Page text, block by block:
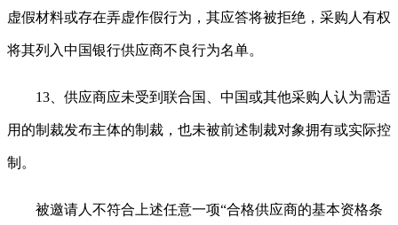
虚假材料或存在弄虚作假行为，其应答将被拒绝，采购人有权
将其列入中国银行供应商不良行为名单。
13、供应商应未受到联合国、中国或其他采购人认为需适
用的制裁发布主体的制裁，也未被前述制裁对象拥有或实际控
制。
被邀请人不符合上述任意一项“合格供应商的基本资格条